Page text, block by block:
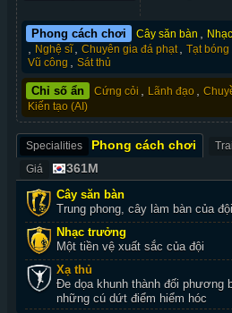
Phong cách chơi Cây săn bàn
Nghệ sĩ Chuyên gia đá phạt Tạt bóng
Vũ công Sát thủ
Chỉ số ẩn Cứng cỏi Lãnh đạo
Kiến tạo (AI)
Specialities Phong cách chơi
Giá 361M
Cây săn bàn
Trung phong, cây làm bàn của đội
Nhạc trưởng
Một tiền vệ xuất sắc của đội
Xạ thủ
Đe dọa khunh thành đối phương
những cú dứt điểm hiểm hóc